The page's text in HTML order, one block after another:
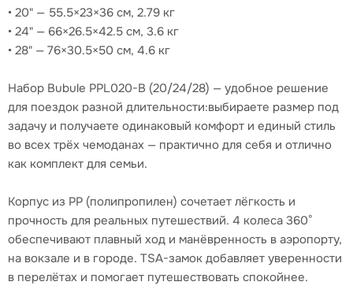
• 20" — 55.5×23×36 см, 2.79 кг
• 24" — 66×26.5×42.5 см, 3.6 кг
• 28" — 76×30.5×50 см, 4.6 кг
Набор Bubule PPL020-B (20/24/28) — удобное решение
для поездок разной длительности:выбираете размер под
задачу и получаете одинаковый комфорт и единый стиль
во всех трёх чемоданах — практично для себя и отлично
как комплект для семьи.
Корпус из PP (полипропилен) сочетает лёгкость и
прочность для реальных путешествий. 4 колеса 360°
обеспечивают плавный ход и манёвренность в аэропорту,
на вокзале и в городе. TSA-замок добавляет уверенности
в перелётах и помогает путешествовать спокойнее.